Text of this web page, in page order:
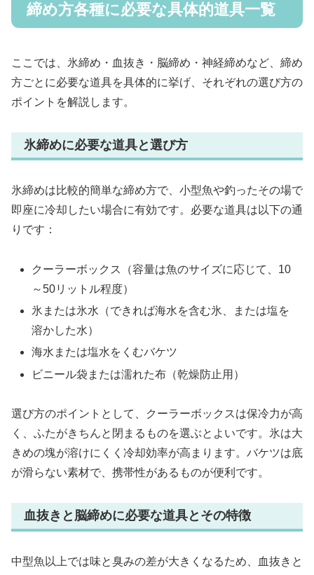
締め方各種に必要な具体的道具一覧
ここでは、氷締め・血抜き・脳締め・神経締めなど、締め
方ごとに必要な道具を具体的に挙げ、それぞれの選び方の
ポイントを解説します。
氷締めに必要な道具と選び方
氷締めは比較的簡単な締め方で、小型魚や釣ったその場で
即座に冷却したい場合に有効です。必要な道具は以下の通
りです：
クーラーボックス（容量は魚のサイズに応じて、10
～50リットル程度）
氷または氷水（できれば海水を含む氷、または塩を
溶かした水）
海水または塩水をくむバケツ
ビニール袋または濡れた布（乾燥防止用）
選び方のポイントとして、クーラーボックスは保冷力が高
く、ふたがきちんと閉まるものを選ぶとよいです。氷は大
きめの塊が溶けにくく冷却効率が高まります。バケツは底
が滑らない素材で、携帯性があるものが便利です。
血抜きと脳締めに必要な道具とその特徴
中型魚以上では味と臭みの差が大きくなるため、血抜きと